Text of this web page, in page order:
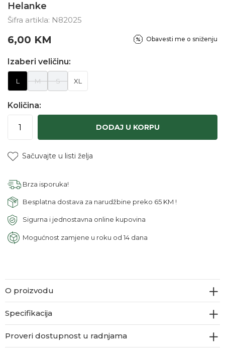
Helanke
Šifra artikla: N82025
6,00 KM Obavesti me o sniženju
Izaberi veličinu:
L M S XL
Količina:
DODAJ U KORPU
Sačuvajte u listi želja
Brza isporuka!
Besplatna dostava za narudžbine preko 65 KM !
Sigurna i jednostavna online kupovina
Mogućnost zamjene u roku od 14 dana
O proizvodu
Specifikacija
Proveri dostupnost u radnjama